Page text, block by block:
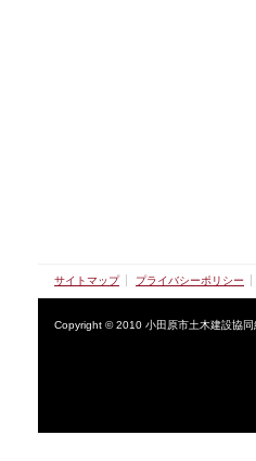
サイトマップ プライバシーポリシー
Copyright © 2010 小田原市土木建設協